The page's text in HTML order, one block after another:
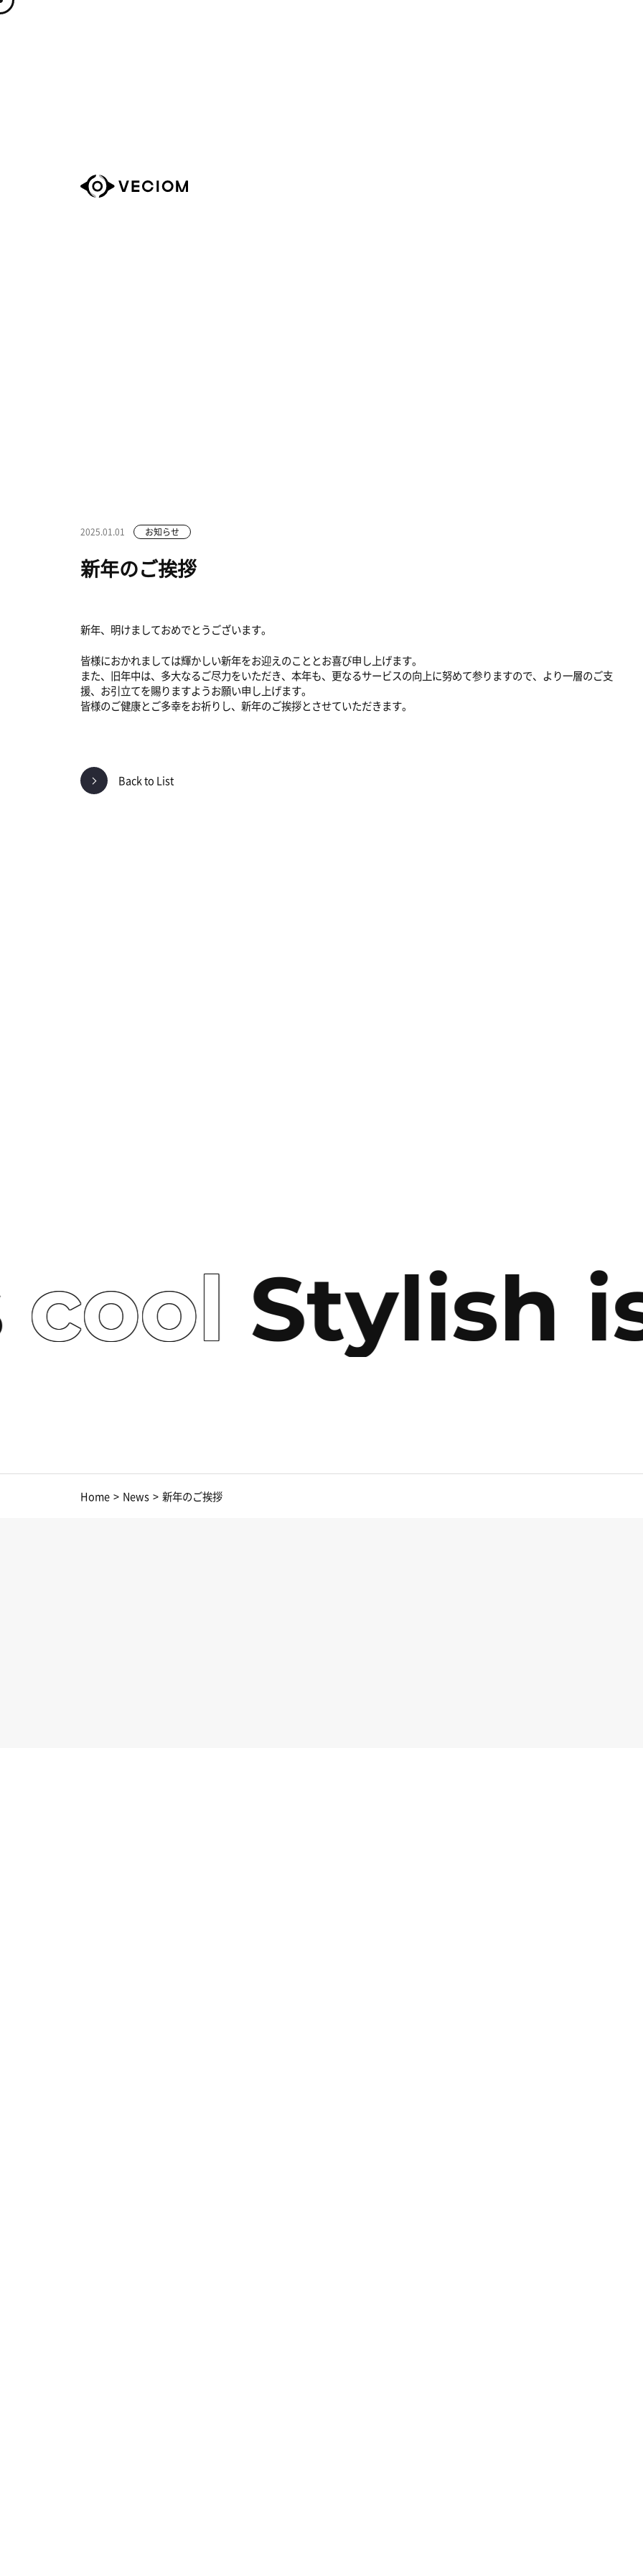
2025.01.01 お知らせ
新年のご挨拶
新年、明けましておめでとうございます。
皆様におかれましては輝かしい新年をお迎えのこととお喜び申し上げます。
また、旧年中は、多大なるご尽力をいただき、本年も、更なるサービスの向上に努めて参りますので、より一層のご支
援、お引立てを賜りますようお願い申し上げます。
皆様のご健康とご多幸をお祈りし、新年のご挨拶とさせていただきます。
Back to List
cool Stylish
Home > News > 新年のご挨拶